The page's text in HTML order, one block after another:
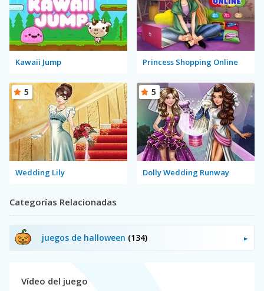
Kawaii Jump Princess Shopping Online
Wedding Lily
5
Dolly Wedding Runway
5
Categorías Relacionadas
juegos de halloween (134)
Vídeo del juego